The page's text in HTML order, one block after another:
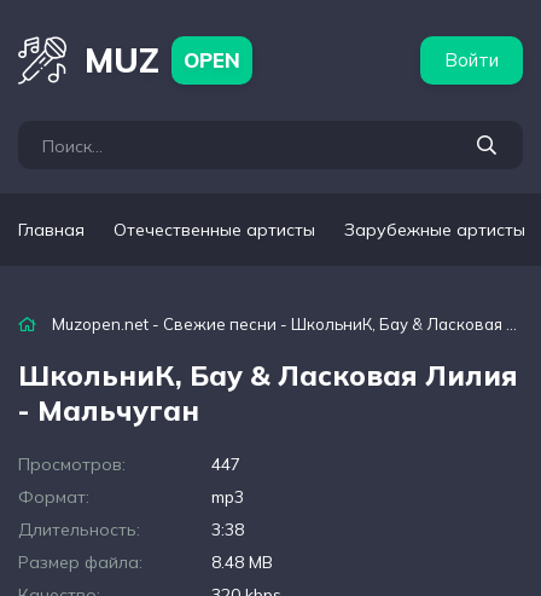
MUZ OPEN Войти
Главная Отечественные артисты Зарубежные артисты
Muzopen.net - Свежие песни - ШкольниК, Бау & Ласковая Лилия - Мальчуган
ШкольниК, Бау & Ласковая Лилия
- Мальчуган
Просмотров:
447
Формат:
mp3
Длительность:
3:38
Размер файла:
8.48 MB
артисты Популярные подборки